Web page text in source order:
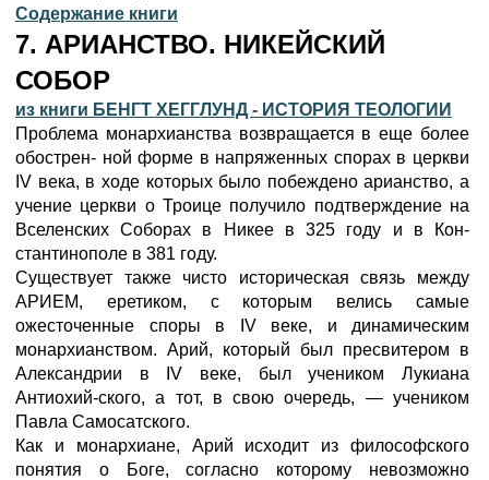
Содержание книги
7. АРИАНСТВО. НИКЕЙСКИЙ
СОБОР
из книги БЕНГТ ХЕГГЛУНД - ИСТОРИЯ ТЕОЛОГИИ
Проблема монархианства возвращается в еще более
обострен- ной форме в напряженных спорах в церкви
IV века, в ходе которых было побеждено арианство, а
учение церкви о Троице получило подтверждение на
Вселенских Соборах в Никее в 325 году и в Кон-
стантинополе в 381 году.
Существует также чисто историческая связь между
АРИЕМ, еретиком, с которым велись самые
ожесточенные споры в IV веке, и динамическим
монархианством. Арий, который был пресвитером в
Александрии в IV веке, был учеником Лукиана
Антиохий-ского, а тот, в свою очередь, — учеником
Павла Самосатского.
Как и монархиане, Арий исходит из философского
понятия о Боге, согласно которому невозможно